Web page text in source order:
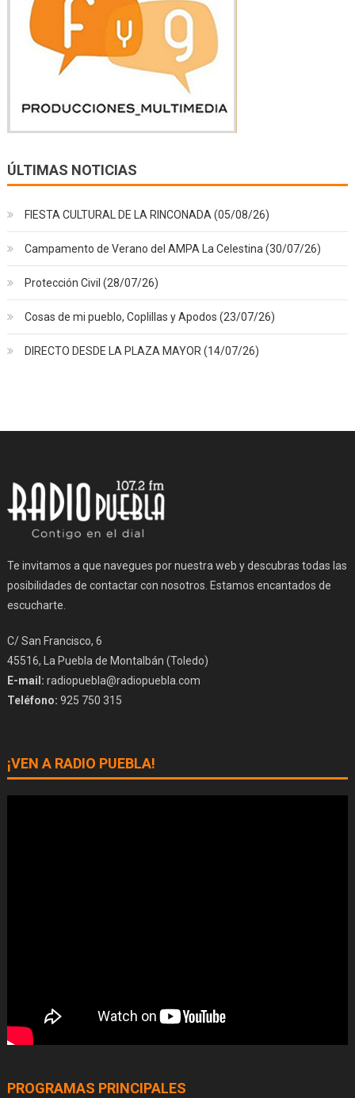
ÚLTIMAS NOTICIAS
FIESTA CULTURAL DE LA RINCONADA (05/08/26)
Campamento de Verano del AMPA La Celestina (30/07/26)
Protección Civil (28/07/26)
Cosas de mi pueblo, Coplillas y Apodos (23/07/26)
DIRECTO DESDE LA PLAZA MAYOR (14/07/26)
Te invitamos a que navegues por nuestra web y descubras todas las
posibilidades de contactar con nosotros. Estamos encantados de
escucharte.
C/ San Francisco, 6
45516, La Puebla de Montalbán (Toledo)
E-mail: radiopuebla@radiopuebla.com
Teléfono: 925 750 315
¡VEN A RADIO PUEBLA!
PROGRAMAS PRINCIPALES